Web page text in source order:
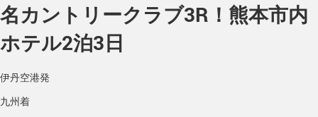
名カントリークラブ3R！熊本市内
ホテル2泊3日
伊丹空港発
九州着